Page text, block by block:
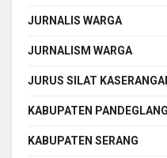
JURNALIS WARGA
JURNALISM WARGA
JURUS SILAT
KABUPATEN PANDEGLANG
KABUPATEN SERANG